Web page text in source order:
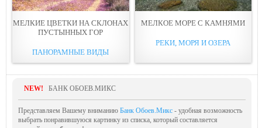
МЕЛКИЕ ЦВЕТКИ НА СКЛОНАХ
ПУСТЫННЫХ ГОР
ПАНОРАМНЫЕ ВИДЫ
МЕЛКОЕ МОРЕ С КАМНЯМИ
РЕКИ, МОРЯ И ОЗЕРА
NEW! БАНК ОБОЕВ.МИКС
Представляем Вашему вниманию Банк Обоев.Микс - удобная возможность
выбрать понравившуюся картинку из списка, который составляется